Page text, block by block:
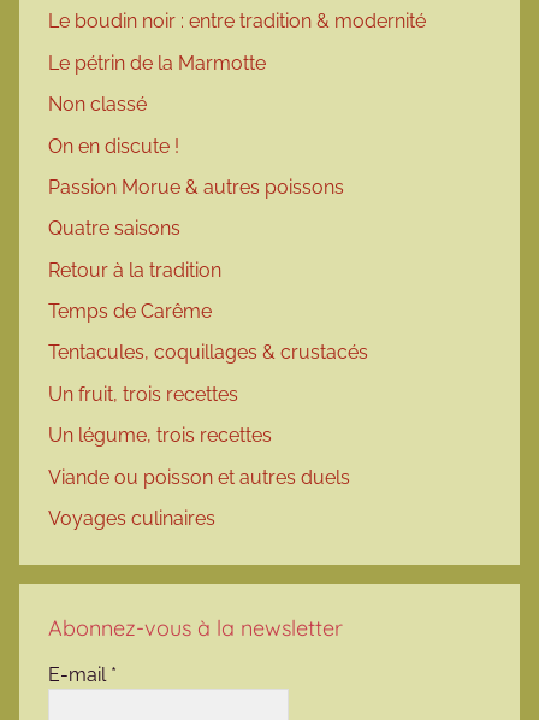
Le boudin noir : entre tradition & modernité
Le pétrin de la Marmotte
Non classé
On en discute !
Passion Morue & autres poissons
Quatre saisons
Retour à la tradition
Temps de Carême
Tentacules, coquillages & crustacés
Un fruit, trois recettes
Un légume, trois recettes
Viande ou poisson et autres duels
Voyages culinaires
Abonnez-vous à la newsletter
E-mail *